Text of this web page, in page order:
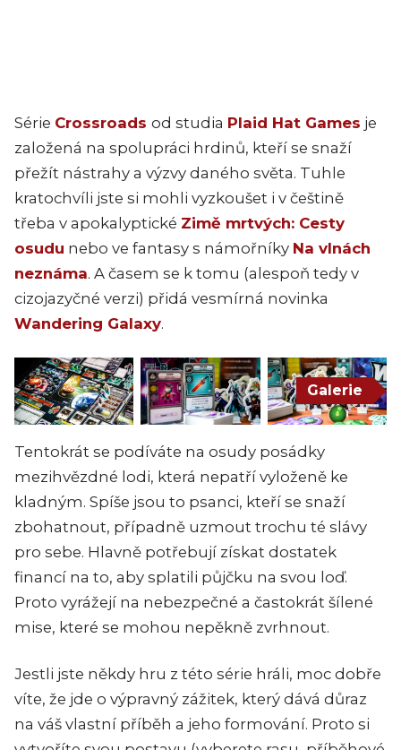
Série Crossroads od studia Plaid Hat Games je
založená na spolupráci hrdinů, kteří se snaží
přežít nástrahy a výzvy daného světa. Tuhle
kratochvíli jste si mohli vyzkoušet i v češtině
třeba v apokalyptické Zimě mrtvých: Cesty
osudu nebo ve fantasy s námořníky Na vlnách
neznáma. A časem se k tomu (alespoň tedy v
cizojazyčné verzi) přidá vesmírná novinka
Wandering Galaxy.
Galerie
Tentokrát se podíváte na osudy posádky
mezihvězdné lodi, která nepatří vyloženě ke
kladným. Spíše jsou to psanci, kteří se snaží
zbohatnout, případně uzmout trochu té slávy
pro sebe. Hlavně potřebují získat dostatek
financí na to, aby splatili půjčku na svou loď.
Proto vyrážejí na nebezpečné a častokrát šílené
mise, které se mohou nepěkně zvrhnout.
Jestli jste někdy hru z této série hráli, moc dobře
víte, že jde o výpravný zážitek, který dává důraz
na váš vlastní příběh a jeho formování. Proto si